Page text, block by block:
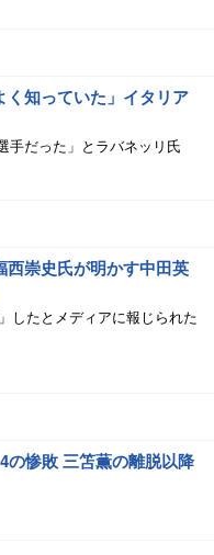
知っていた」イタリア
手だった」とラバネッリ氏
西崇史氏が明かす中田英
したとメディアに報じられた
の惨敗 三笘薫の離脱以降